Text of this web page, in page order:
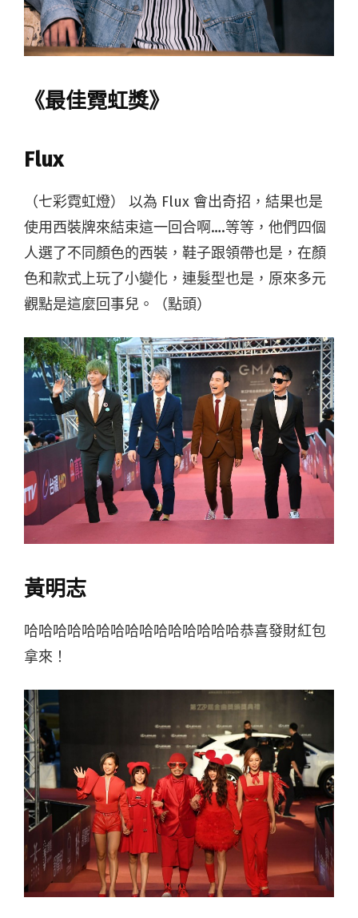
《最佳霓虹獎》
Flux
（七彩霓虹燈） 以為 Flux 會出奇招，結果也是
使用西裝牌來結束這一回合啊….等等，他們四個
人選了不同顏色的西裝，鞋子跟領帶也是，在顏
色和款式上玩了小變化，連髮型也是，原來多元
觀點是這麼回事兒。（點頭）
黃明志
哈哈哈哈哈哈哈哈哈哈哈哈哈哈哈恭喜發財紅包
拿來！